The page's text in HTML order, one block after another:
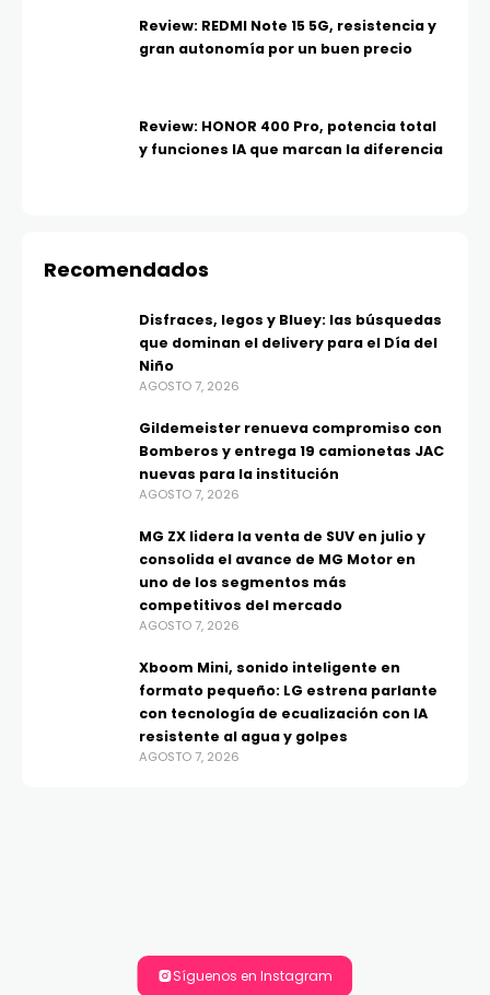
Review: REDMI Note 15 5G, resistencia y
gran autonomía por un buen precio
Review: HONOR 400 Pro, potencia total
y funciones IA que marcan la diferencia
Recomendados
Disfraces, legos y Bluey: las búsquedas
que dominan el delivery para el Día del
Niño
AGOSTO 7, 2026
Gildemeister renueva compromiso con
Bomberos y entrega 19 camionetas JAC
nuevas para la institución
AGOSTO 7, 2026
MG ZX lidera la venta de SUV en julio y
consolida el avance de MG Motor en
uno de los segmentos más
competitivos del mercado
AGOSTO 7, 2026
Xboom Mini, sonido inteligente en
formato pequeño: LG estrena parlante
con tecnología de ecualización con IA
resistente al agua y golpes
AGOSTO 7, 2026
Síguenos en Instagram